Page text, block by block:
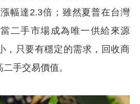
幅達2.3倍；雖然夏普在台灣
二手市場成為唯一供給來源
，只要有穩定的需求，回收商
手交易價值。